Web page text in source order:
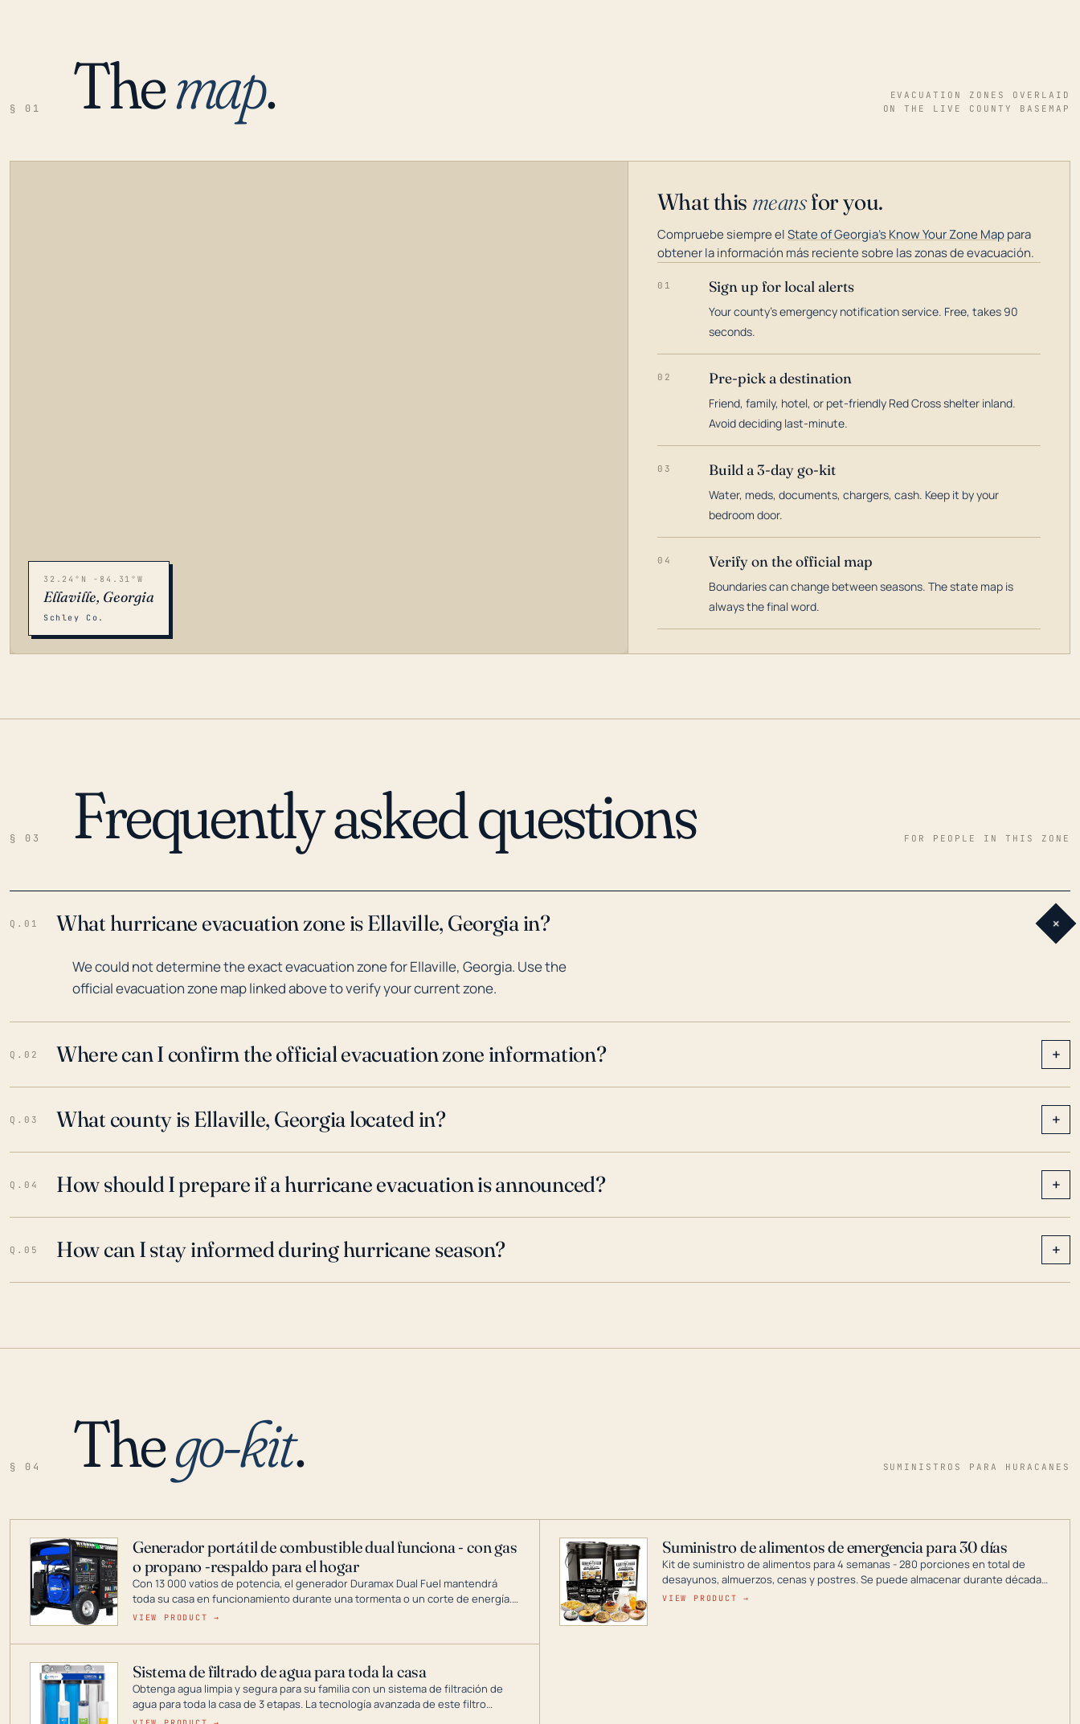
§ 01 Themap.
EVACUATION ZONES OVERLAID
ON THE LIVE COUNTY BASEMAP
32.24°N -84.31°W
Ellaville, Georgia
Schley Co.
What this meansfor you.
Compruebe siempre elState of Georgia's Know Your Zone Mappara
obtener la información más reciente sobre las zonas de evacuación.
01 Sign up for local alerts
Your county's emergency notification service. Free, takes 90
seconds.
02 Pre-pick a destination
Friend, family, hotel, or pet-friendly Red Cross shelter inland.
Avoid deciding last-minute.
03 Build a 3-day go-kit
Water, meds, documents, chargers, cash. Keep it by your
bedroom door.
04 Verify on the official map
Boundaries can change between seasons. The state map is
always the final word.
§ 03 Frequently asked questions FOR PEOPLE IN THIS ZONE
Q.01 What hurricane evacuation zone is Ellaville, Georgia in? +
We could not determine the exact evacuation zone for Ellaville, Georgia. Use the
official evacuation zone map linked above to verify your current zone.
Q.02 Where can I confirm the official evacuation zone information? +
Q.03 What county is Ellaville, Georgia located in? +
Q.04 How should I prepare if a hurricane evacuation is announced? +
Q.05 How can I stay informed during hurricane season? +
§ 04 Thego-kit. SUMINISTROS PARA HURACANES
Generador portátil de combustible dual funciona - con gas
o propano -respaldo para el hogar
Con 13 000 vatios de potencia, el generador Duramax Dual Fuel mantendrá
toda su casa en funcionamiento durante una tormenta o un corte de energía.
DuroMax es el líder de la industria en tecnología de generadores portátiles de
digitales hasta generadores que pueden alimentar toda su casa.
VIEW PRODUCT →
Suministro de alimentos de emergencia para 30 días
Kit de suministro de alimentos para 4 semanas - 280 porciones en total de
desayunos, almuerzos, cenas y postres. Se puede almacenar durante décadas
si se guarda en un lugar seco.
VIEW PRODUCT →
Sistema de filtrado de agua para toda la casa
Obtenga agua limpia y segura para su familia con un sistema de filtración de
agua para toda la casa de 3 etapas. La tecnología avanzada de este filtro
reduce los contaminantes nocivos como el cloro, el óxido, los olores y el sabor